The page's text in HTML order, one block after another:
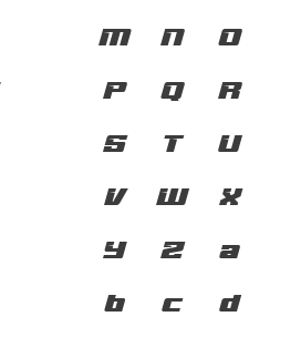
M N O
P Q R
S T U
V W X
Y Z a
b c d